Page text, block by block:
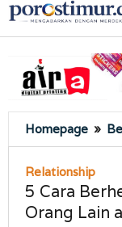
Lewati
ke
Homepage »
Relationship
5 Cara
Orang Lain